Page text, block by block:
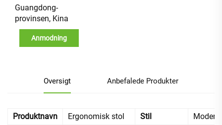
Guangdong-
provinsen, Kina
Anmodning
Oversigt Anbefalede Produkter
Produktnavn Ergonomisk stol Stil